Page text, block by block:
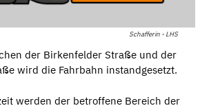
Schafferin - LHS
der Birkenfelder Straße und der
wird die Fahrbahn instandgesetzt.
werden der betroffene Bereich der